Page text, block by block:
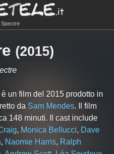
Spectre
(2015)
un film del 2015 prodotto in
da Sam Mendes. Il film
148 minuti. Il cast include
, Monica Bellucci, Dave
, Naomie Harris, Ralph